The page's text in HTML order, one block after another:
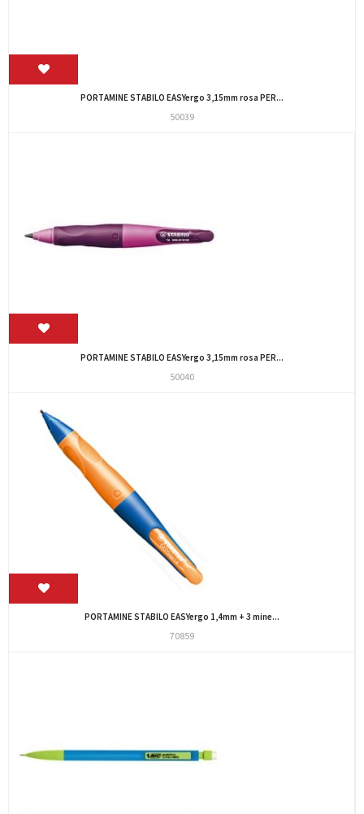
PORTAMINE STABILO EASYergo 3,15mm rosa PER...
50039
PORTAMINE STABILO EASYergo 3,15mm rosa PER...
50040
PORTAMINE STABILO EASYergo 1,4mm + 3 mine...
70859